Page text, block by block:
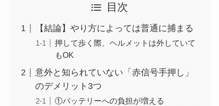
目次
【結論】やり方によっては普通に捕まる
押して歩く際、ヘルメットは外していて
もOK
意外と知られていない「赤信号手押し」
のデメリット3つ
①バッテリーへの負担が増える